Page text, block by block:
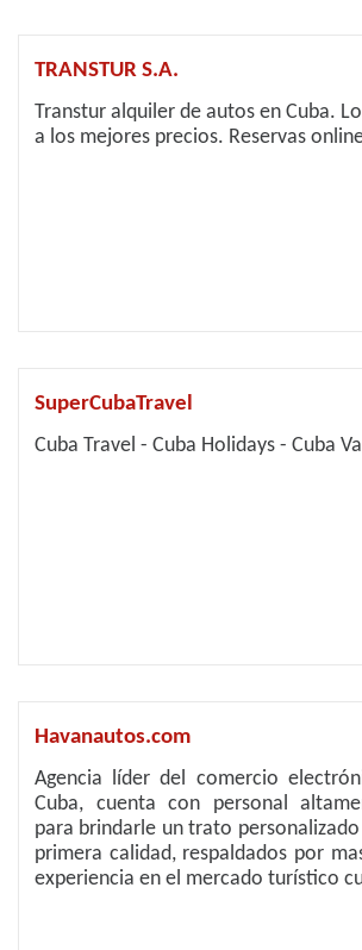
TRANSTUR S.A.
Transtur alquiler de autos en Cuba.
a los mejores precios. Reservas
SuperCubaTravel
Cuba Travel - Cuba Holidays - Cuba
Havanautos.com
Agencia líder del comercio
Cuba, cuenta con personal
para brindarle un trato
primera calidad, respaldados por
experiencia en el mercado turístico